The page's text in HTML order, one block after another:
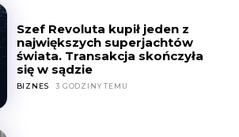
Szef Revoluta kupił jeden z
największych superjachtów
świata. Transakcja skończyła
się w sądzie
BIZNES 3 GODZINY TEMU